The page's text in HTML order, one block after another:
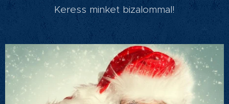
Keress minket bizalommal!